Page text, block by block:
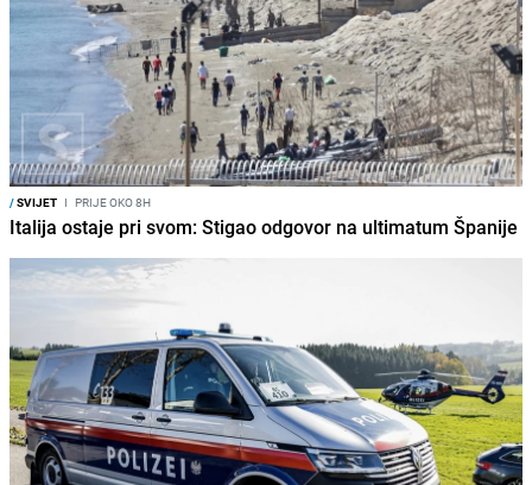
/SVIJET I PRIJE OKO 8H
Italija ostaje pri svom: Stigao odgovor na ultimatum Španije